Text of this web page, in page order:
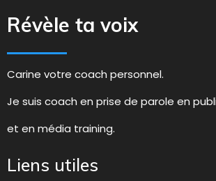
Révèle ta voix
Carine votre coach personnel.
Je suis coach en prise de parole en
et en média training.
Liens utiles